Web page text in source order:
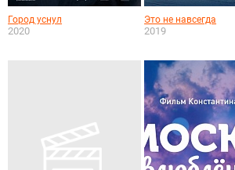
Город уснул
2020
Это не навсегда
2019